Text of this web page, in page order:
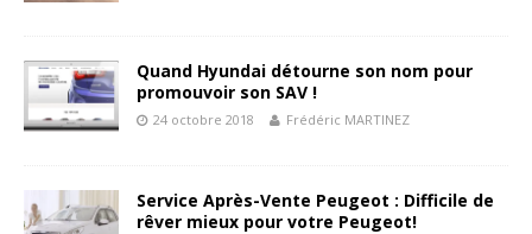
Quand Hyundai détourne son nom pour
promouvoir son SAV !
24 octobre 2018 Frédéric MARTINEZ
Service Après-Vente Peugeot : Difficile de
rêver mieux pour votre Peugeot!